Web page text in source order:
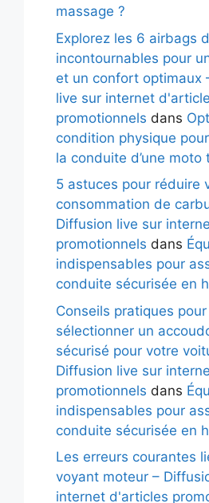
massage ?
Explorez les 6 airbags
incontournables pour
et un confort optimaux
live sur internet
promotionnels dans
condition physique
la conduite d’une moto
5 astuces pour réduire
consommation de
Diffusion live sur
promotionnels dans
indispensables pour
conduite sécurisée en
Conseils pratiques pour
sélectionner un
sécurisé pour votre
Diffusion live sur
promotionnels dans
indispensables pour
conduite sécurisée en
Les erreurs courantes
voyant moteur –
internet d'articles